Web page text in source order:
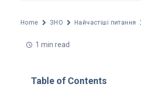
Home ЗНО Найчастіші питання
1 min read
Table of Contents